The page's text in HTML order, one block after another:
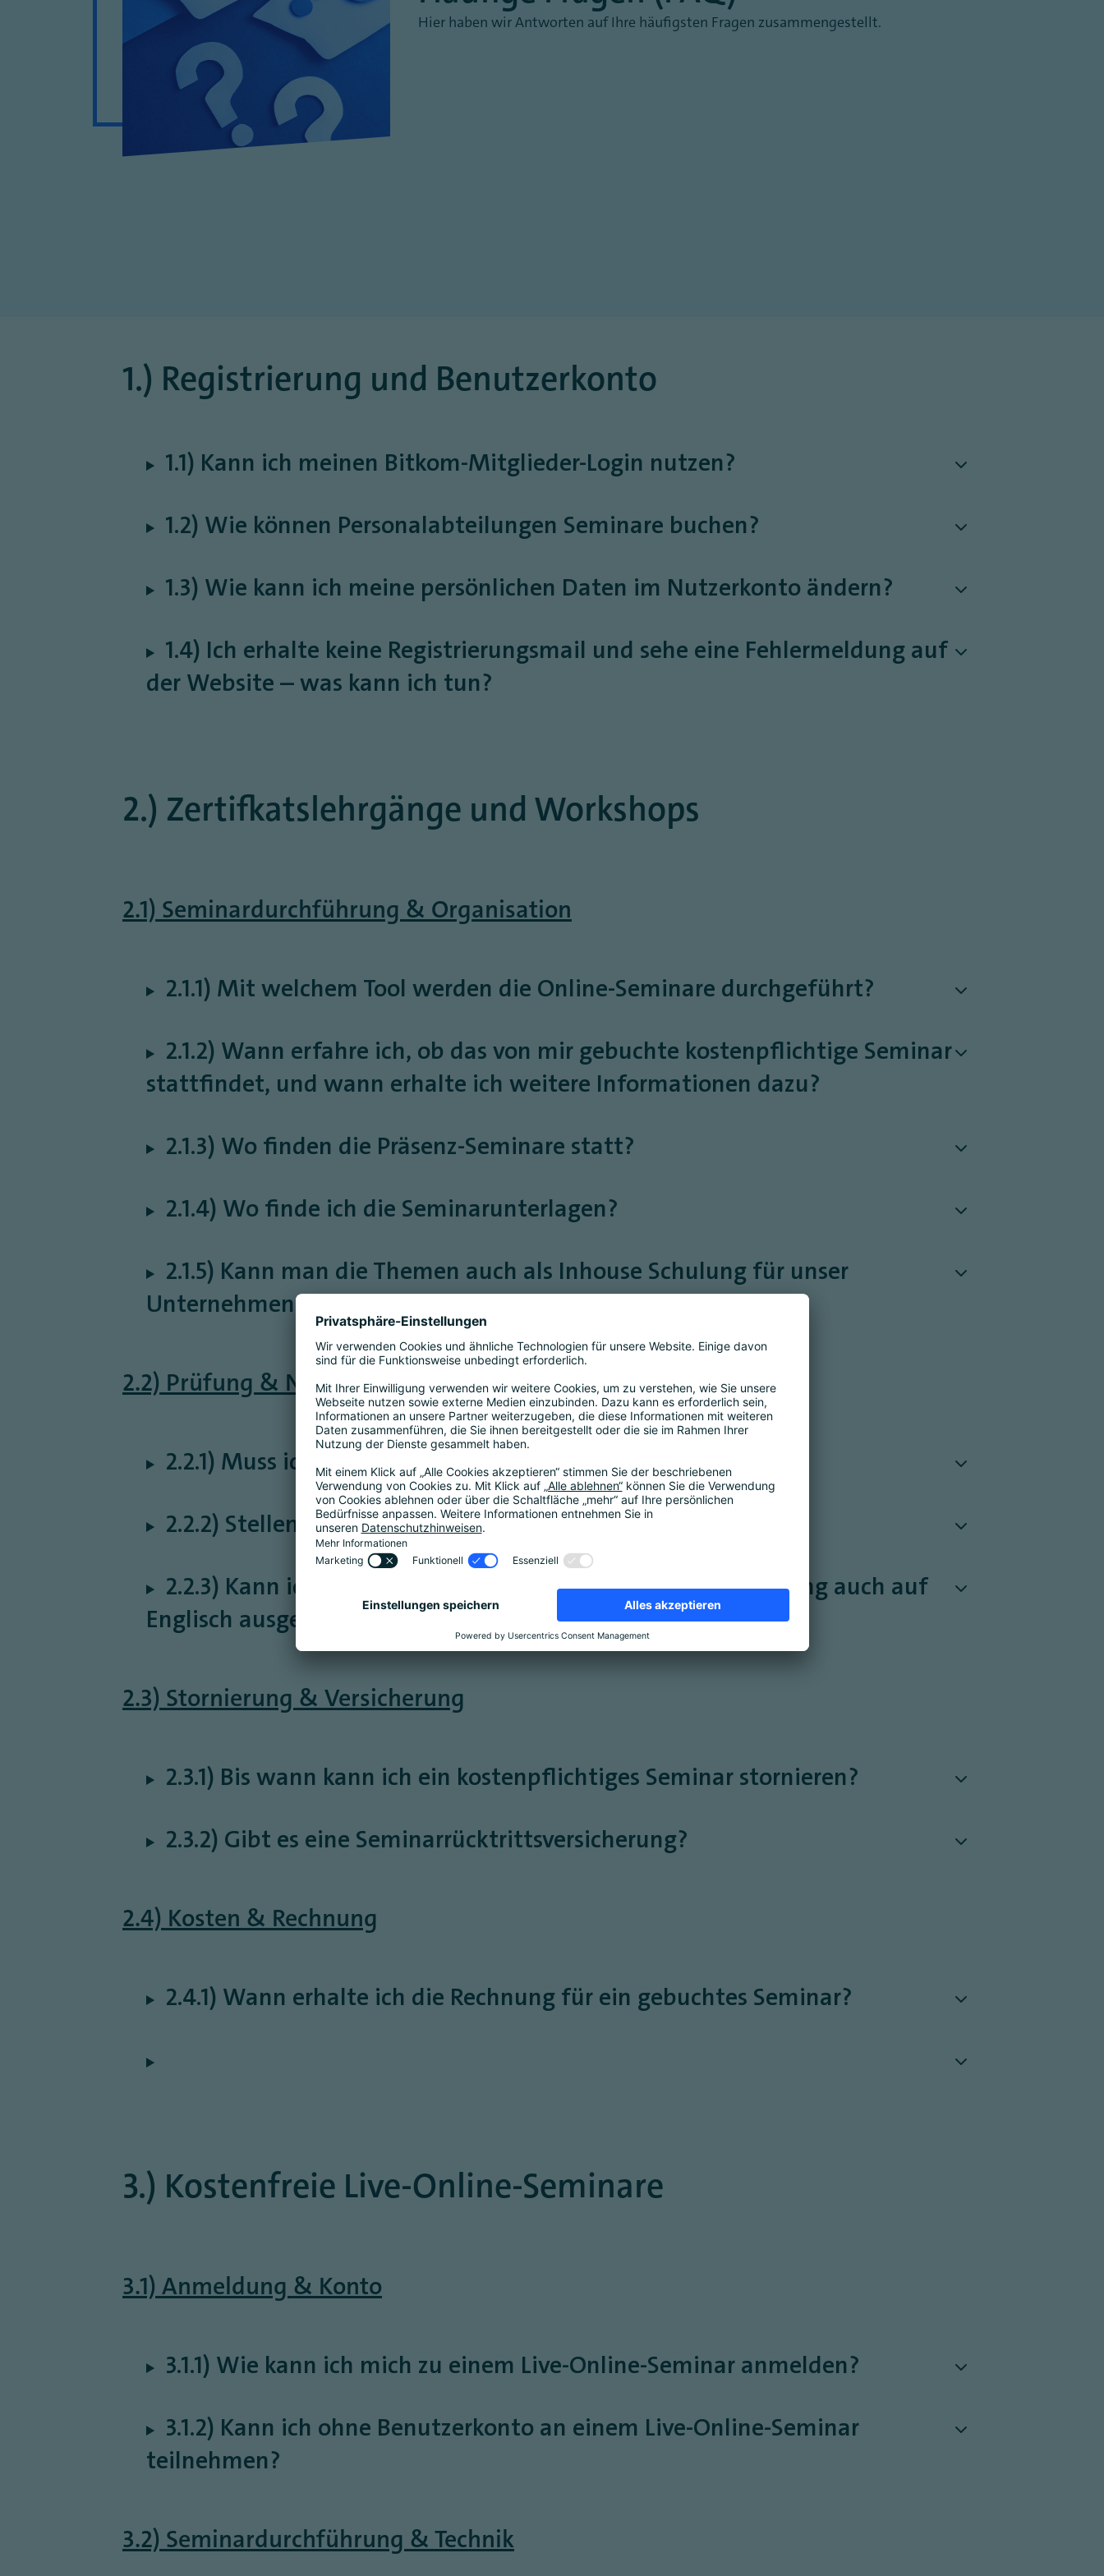
Hier haben wir Antworten auf Ihre häufigsten Fragen zusammengestellt.
1.) Registrierung und Benutzerkonto
1.1) Kann ich meinen Bitkom-Mitglieder-Login nutzen?
1.2) Wie können Personalabteilungen Seminare buchen?
1.3) Wie kann ich meine persönlichen Daten im Nutzerkonto ändern?
1.4) Ich erhalte keine Registrierungsmail und sehe eine Fehlermeldung auf
der Website – was kann ich tun?
2.) Zertifkatslehrgänge und Workshops
2.1) Seminardurchführung & Organisation
2.1.1) Mit welchem Tool werden die Online-Seminare durchgeführt?
2.1.2) Wann erfahre ich, ob das von mir gebuchte kostenpflichtige Seminar
stattfindet, und wann erhalte ich weitere Informationen dazu?
2.1.3) Wo finden die Präsenz-Seminare statt?
2.1.4) Wo finde ich die Seminarunterlagen?
2.1.5) Kann man die Themen auch als Inhouse Schulung für unser
Unternehmen buchen?
2.2) Prüfung & Nachweise
2.2.1) Muss ich die Prüfung mitbuchen?
2.2.2) Stellen Sie FAO-Bescheinigungen aus?
2.2.3) Kann ich mein Zertifikat/meine Teilnahmebescheinigung auch auf
Englisch ausgestellt bekommen?
2.3) Stornierung & Versicherung
2.3.1) Bis wann kann ich ein kostenpflichtiges Seminar stornieren?
2.3.2) Gibt es eine Seminarrücktrittsversicherung?
2.4) Kosten & Rechnung
2.4.1) Wann erhalte ich die Rechnung für ein gebuchtes Seminar?
3.) Kostenfreie Live-Online-Seminare
3.1) Anmeldung & Konto
3.1.1) Wie kann ich mich zu einem Live-Online-Seminar anmelden?
3.1.2) Kann ich ohne Benutzerkonto an einem Live-Online-Seminar
teilnehmen?
3.2) Seminardurchführung & Technik